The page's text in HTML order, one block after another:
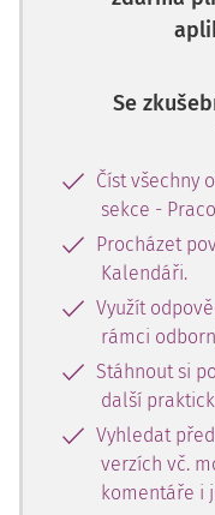
Se
Číst všechny
sekce -
Procházet
Kalendáři.
Využít
rámci
Stáhnout si
další
Vyhledat
verzích vč.
komentáře i